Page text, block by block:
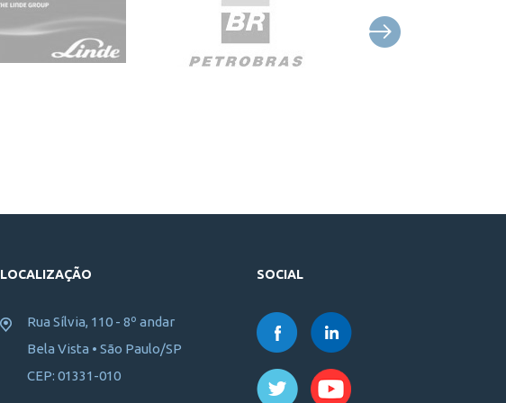
LOCALIZAÇÃO
Rua Sílvia, 110 - 8º andar
Bela Vista • São Paulo/SP
CEP: 01331-010
SOCIAL